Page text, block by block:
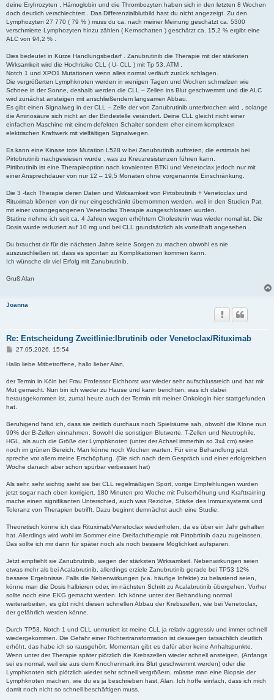
r
a
g
deine Eryhrozyten , Hämoglobin und die Thrombozyten haben sich in den letzten 8 Wochen
doch deutlich verschlechtert . Das Differenzialblutbild hast du nicht angezeigt. Zu den
Lymphozyten 27 770 ( 79 % ) muss du ca. nach meiner Meinung geschätzt ca. 5300
verschmierte Lymphozyten hinzu zählen ( Kernschatten ) geschätzt ca. 15,2 % ergibt eine
ALC von 94,2 % .
Dies bedeutet in Kürze Handlungsbedarf . Zanubrutinib die Therapie mit der stärksten
Wirksamkeit wird die Hochrisiko CLL ( U- CLL ) mit Tp 53, ATM ,
Notch 1 und XPO1 Mutationen wenn alles normal verläuft zurück schlagen.
Die vergrößerten Lymphknoten werden in wenigen Tagen und Wochen schmelzen wie
Schnee in der Sonne, deshalb werden die CLL – Zellen ins Blut geschwemmt und die ALC
wird zunächst ansteigen mit anschließendem langsamen Abbau.
Es gibt einen Signalweg in der CLL – Zelle der von Zanubrutinib unterbrochen wird , solange
die Aminosäure sich nicht an der Bindestelle verändert. Deine CLL gleicht nicht einer
einfachen Maschine mit einem defekten Schalter sondern eher einem komplexen
elektrischen Kraftwerk mit vielfältigen Signalwegen.
Es kann eine Kinase tote Mutation L528 w bei Zanubrutinib auftreten, die erstmals bei
Pirtobrutinib nachgewiesen wurde , was zu Kreuzresistenzen führen kann.
Pirtibrutinib ist eine Therapieoption nach kovalenten BTKi und Venetoclax jedoch nur mit
einer Ansprechdauer von nur 12 – 19,5 Monaten ohne vorgenannte Einschränkung.
Die 3 -fach Therapie deren Daten und Wirksamkeit von Pirtobrutinib + Venetoclax und
Rituximab können von dir nur eingeschränkt übernommen werden, weil in den Studien Pat.
mit einer vorangegangenen Venetoclax Therapie ausgeschlossen wurden.
Statine nehme ich seit ca. 4 Jahren wegen erhöhtem Cholesterin was wieder nomal ist. Die
Dosis wurde reduziert auf 10 mg und bei CLL grundsätzlich als vorteilhaft angesehen .
Du brauchst dir für die nächsten Jahre keine Sorgen zu machen obwohl es nie
auszuschließen ist, dass es spontan zu Komplikationen kommen kann.
Ich wünsche dir viel Erfolg mit Zanubrutinib.
Gruß Alan
Joanna
Re: Entscheidung Zweitlinie:Ibrutinib oder Venetoclax/Rituximab
B
i
a
g
27.05.2026, 15:54
Hallo liebe Mitbetroffene, hallo lieber Alan,
der Termin in Köln bei Frau Professor Eichhorst war wieder sehr aufschlussreich und hat mir
Mut gemacht. Nun bin ich wieder zu Hause und kann berichten, was ich dabei
herausgekommen ist, zumal heute auch der Termin mit meiner Onkologin hier stattgefunden
hat.
Beruhigend fand ich, dass sie zeitlich durchaus noch Spielräume sah, obwohl die Klone nun
99% der B-Zellen einnahmen. Sowohl die sonstigen Blutwerte, T-Zellen und Neutrophile,
HGL, als auch die Größe der Lymphknoten (unter der Achsel immerhin so 3x4 cm) seien
noch im grünen Bereich. Man könne noch Wochen warten. Für eine Behandlung jetzt
spreche vor allem meine Erschöpfung. (Die sich nach dem Gespräch und einer erfolgreichen
Woche danach aber schon spürbar verbessert hat)
Als sehr, sehr wichtig sieht sie bei CLL regelmäßigen Sport, vorige Empfehlungen wurden
jetzt sogar nach oben korrigiert. 180 Minuten pro Woche mit Pulserhöhung und Krafttraining
mache einen signifikanten Unterschied, auch was Rezidive, Stärke des Immunsystems und
Toleranz von Therapien betrifft. Dazu beginnt demnächst auch eine Studie.
Theoretisch könne ich das Rituximab/Venetoclax wiederholen, da es über ein Jahr gehalten
hat. Allerdings wird wohl im Sommer eine Dreifachtherapie mit Pirtobrtinib dazu zugelassen.
Das sollte ich mir dann für später noch als noch bessere Möglichkeit aufsparen.
Jetzt empfiehlt sie Zanubrutinib, wegen der stärksten Wirksamkeit. Nebenwirkungen seien
etwas mehr als bei Acalabrutinib, allerdings erziele Zanubrutinib gerade bei TP53 12%
bessere Ergebnisse. Falls die Nebenwirkungen (v.a. häufige Infekte) zu belastend seien,
könne man die Dosis halbieren oder, im nächsten Schritt zu Acalabrutinib übergehen. Vorher
sollte noch eine EKG gemacht werden. Ich könne unter der Behandlung normal
weiterarbeiten, es gibt nicht diesen schnellen Abbau der Krebszellen, wie bei Venetoclax,
der gefährlich werden könne.
Durch TP53, Notch 1 und CLL unmutiert ist meine CLL ja relativ aggressiv und immer schnell
wiedergekommen. Die Gefahr einer Richtertransformation ist deswegen tatsächlich deutlich
erhöht, das habe ich so rausgehört. Momentan gibt es dafür aber keine Anhaltspunkte.
Wenn unter der Therapie später plötzlich die Krebszellen wieder schnell ansteigen, (Anfangs
sei es normal, weil sie aus dem Knochenmark ins Blut geschwemmt werden) oder die
Lymphknoten sich plötzlich wieder sehr schnell vergrößern, müsste man eine Biopsie der
Lymphknoten machen, wie du es ja beschrieben hast, Alan. Ich hoffe einfach, dass ich mich
damit noch nicht so schnell beschäftigen muss.